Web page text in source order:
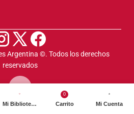
Argentina ©️. Todos los derechos
reservados
Mi Biblioteca
0
Carrito Mi Cuenta